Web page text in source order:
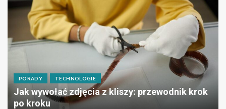
PORADY TECHNOLOGIE
Jak wywołać zdjęcia z kliszy: przewodnik krok
po kroku